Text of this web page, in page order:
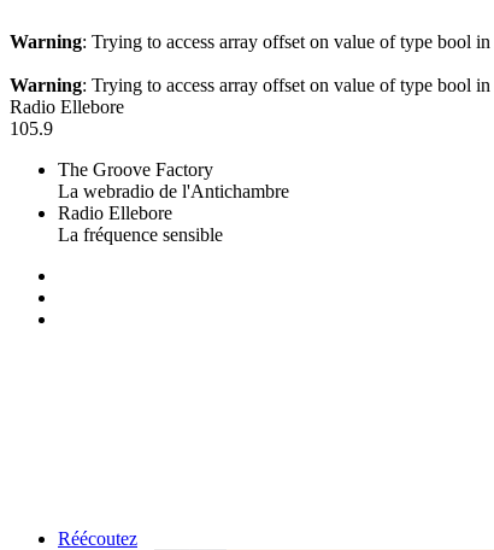
Warning: Trying to access array offset on value of type bool in
Warning: Trying to access array offset on value of type bool in
Radio Ellebore
105.9
The Groove Factory
La webradio de l'Antichambre
Radio Ellebore
La fréquence sensible
Réécoutez